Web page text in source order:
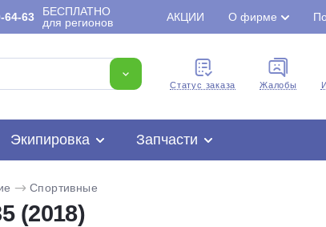
64-63
БЕСПЛАТНО
для регионов
АКЦИИ О фирме
Cтатус заказа Жалобы
Экипировка Запчасти
Спортивные
(2018)